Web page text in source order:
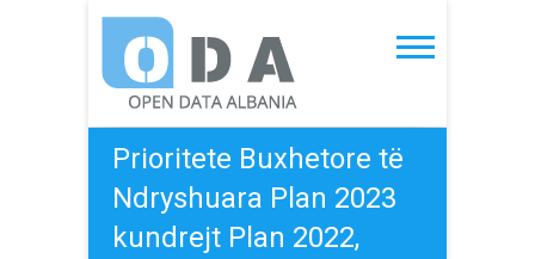
content
Open Data Albania
Prioritete Buxhetore të
Ndryshuara Plan 2023
kundrejt Plan 2022,